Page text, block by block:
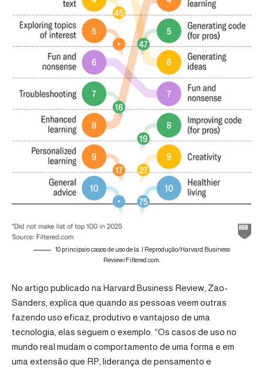
10 principais casos de uso de Ia. | Reprodução/Harvard Business
Review/Filtered.com.
No artigo publicado na Harvard Business Review, Zao-
Sanders, explica que quando as pessoas veem outras
fazendo uso eficaz, produtivo e vantajoso de uma
tecnologia, elas seguem o exemplo. “Os casos de uso no
mundo real mudam o comportamento de uma forma e em
uma extensão que RP, liderança de pensamento e